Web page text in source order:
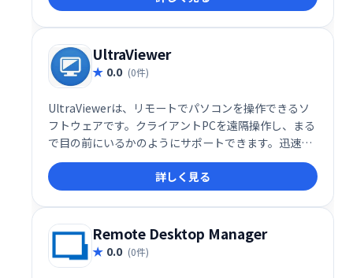
モートサポートを実現し、業務の生産性向上に貢献し
ます。
UltraViewer
0.0 (0件)
UltraViewerは、リモートでパソコンを操作できるソ
フトウェアです。クライアントPCを遠隔操作し、まる
で目の前にいるかのようにサポートできます。迅速か
つ容易なリモートアクセスを実現し、ITサポートや遠
隔操作が必要な場面で威力を発揮します。
詳しく見る
Remote Desktop Manager
0.0 (0件)